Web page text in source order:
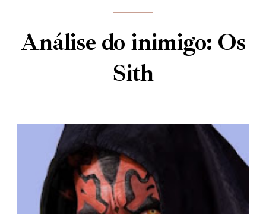
Análise do inimigo: Os
Sith